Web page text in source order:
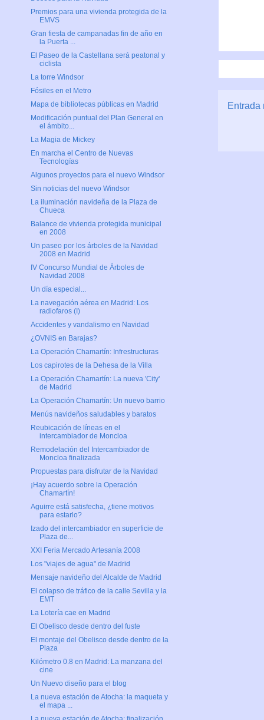
Entrada
Premios para una vivienda protegida de la
EMVS
Gran fiesta de campanadas fin de año en
la Puerta ...
El Paseo de la Castellana será peatonal y
ciclista
La torre Windsor
Fósiles en el Metro
Mapa de bibliotecas públicas en Madrid
Modificación puntual del Plan General en
el ámbito...
La Magia de Mickey
En marcha el Centro de Nuevas
Tecnologías
Algunos proyectos para el nuevo Windsor
Sin noticias del nuevo Windsor
La iluminación navideña de la Plaza de
Chueca
Balance de vivienda protegida municipal
en 2008
Un paseo por los árboles de la Navidad
2008 en Madrid
IV Concurso Mundial de Árboles de
Navidad 2008
Un día especial...
La navegación aérea en Madrid: Los
radiofaros (I)
Accidentes y vandalismo en Navidad
¿OVNIS en Barajas?
La Operación Chamartín: Infrestructuras
Los capirotes de la Dehesa de la Villa
La Operación Chamartín: La nueva 'City'
de Madrid
La Operación Chamartín: Un nuevo barrio
Menús navideños saludables y baratos
Reubicación de líneas en el
intercambiador de Moncloa
Remodelación del Intercambiador de
Moncloa finalizada
Propuestas para disfrutar de la Navidad
¡Hay acuerdo sobre la Operación
Chamartín!
Aguirre está satisfecha, ¿tiene motivos
para estarlo?
Izado del intercambiador en superficie de
Plaza de...
XXI Feria Mercado Artesanía 2008
Los "viajes de agua" de Madrid
Mensaje navideño del Alcalde de Madrid
El colapso de tráfico de la calle Sevilla y la
EMT
La Lotería cae en Madrid
El Obelisco desde dentro del fuste
El montaje del Obelisco desde dentro de la
Plaza
Kilómetro 0.8 en Madrid: La manzana del
cine
Un Nuevo diseño para el blog
La nueva estación de Atocha: la maqueta y
el mapa ...